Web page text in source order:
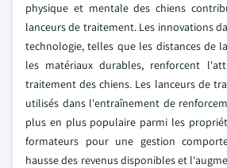
physique et mentale des chiens
lanceurs de traitement. Les innovations
technologie, telles que les distances de
les matériaux durables, renforcent
traitement des chiens. Les lanceurs de
utilisés dans l'entraînement de
plus en plus populaire parmi les
formateurs pour une gestion
hausse des revenus disponibles et